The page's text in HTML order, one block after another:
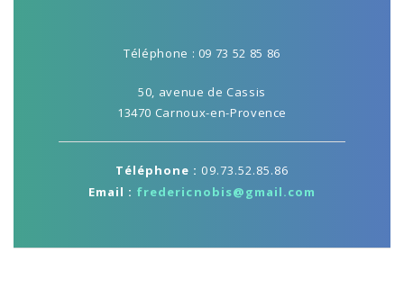
Téléphone : 09 73 52 85 86
50, avenue de Cassis
13470 Carnoux-en-Provence
Téléphone : 09.73.52.85.86
Email : fredericnobis@gmail.com